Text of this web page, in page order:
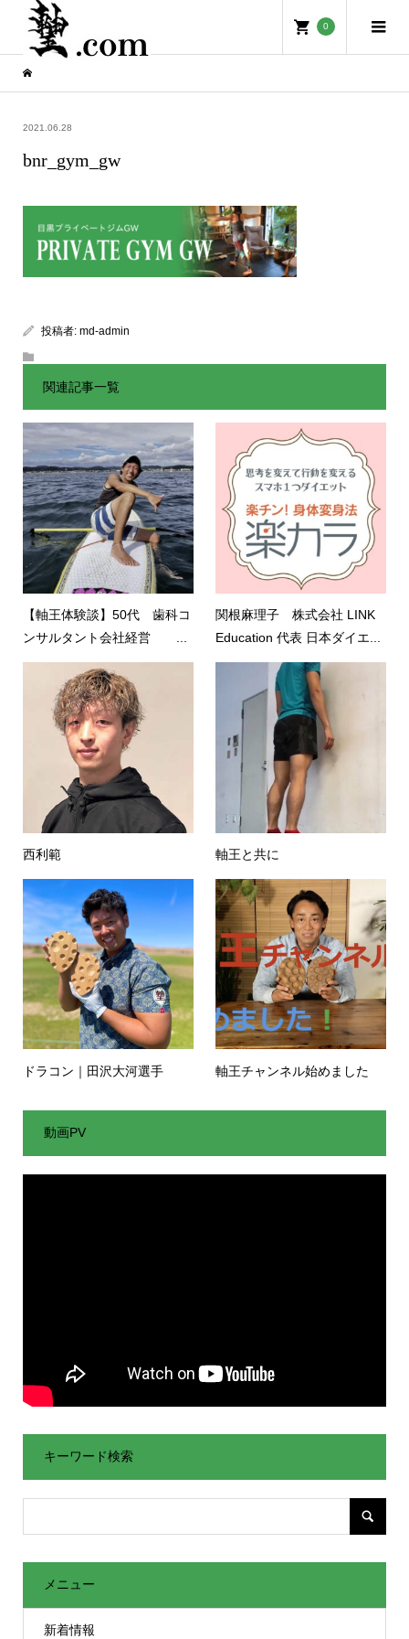
0
2021.06.28
bnr_gym_gw
投稿者: md-admin
関連記事一覧
【軸王体験談】50代 歯科コ
ンサルタント会社経営 ...
関根麻理子 株式会社 LINK
Education 代表 日本ダイエ...
西利範 軸王と共に
ドラコン｜田沢大河選手 軸王チャンネル始めました
動画PV
キーワード検索
メニュー
新着情報